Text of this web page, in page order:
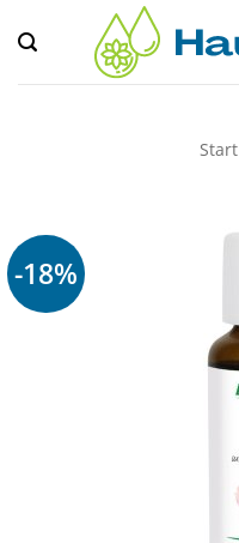
Inhalt
springen
Start
-18%